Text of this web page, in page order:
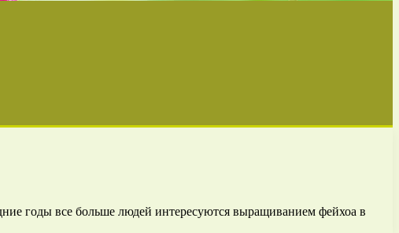
годы все больше людей интересуются выращиванием фейхоа в